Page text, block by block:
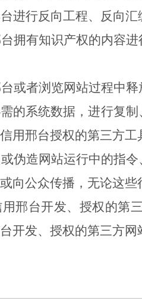
进行反向工程、反向
拥有知识产权的内容
或者浏览网站过程中
的系统数据，进行复
用邢台授权的第三方工
伪造网站运行中的指
向公众传播，无论这
邢台开发、授权的第
开发、授权的第三方